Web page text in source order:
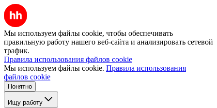
Мы используем файлы cookie, чтобы обеспечивать
правильную работу нашего веб-сайта и анализировать сетевой
трафик.
Правила использования файлов cookie
Мы используем файлы cookie. Правила использования
файлов cookie
Понятно
Ищу работу